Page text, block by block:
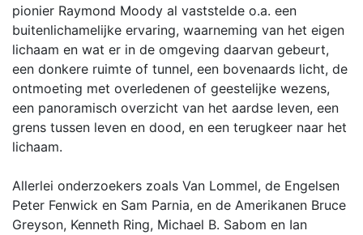
pionier Raymond Moody al vaststelde o.a. een
buitenlichamelijke ervaring, waarneming van het eigen
lichaam en wat er in de omgeving daarvan gebeurt,
een donkere ruimte of tunnel, een bovenaards licht, de
ontmoeting met overledenen of geestelijke wezens,
een panoramisch overzicht van het aardse leven, een
grens tussen leven en dood, en een terugkeer naar het
lichaam.
Allerlei onderzoekers zoals Van Lommel, de Engelsen
Peter Fenwick en Sam Parnia, en de Amerikanen Bruce
Greyson, Kenneth Ring, Michael B. Sabom en Ian